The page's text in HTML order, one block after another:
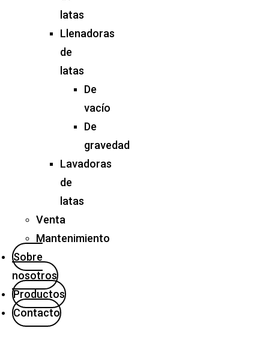
latas
Llenadoras
de
latas
De
vacío
De
gravedad
Lavadoras
de
latas
Venta
Mantenimiento
Sobre
nosotros
Productos
Contacto